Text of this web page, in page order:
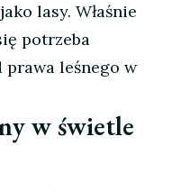
lasy. Właśnie
potrzeba
leśnego w
w świetle